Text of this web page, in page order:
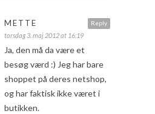
Reply
METTE
torsdag 3. maj 2012 at 16:19
Ja, den må da være et
besøg værd :) Jeg har bare
shoppet på deres netshop,
og har faktisk ikke været i
butikken.